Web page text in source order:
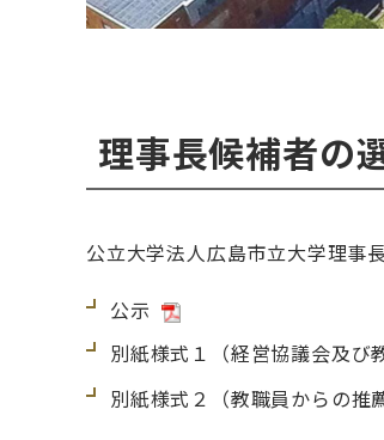
理事長候補者の
公立大学法人広島市立大学理事
公示
別紙様式１（経営協議会及び
別紙様式２（教職員からの推